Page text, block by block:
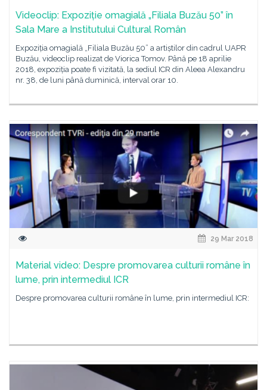
Videoclip: Expoziție omagială „Filiala Buzău 50” în
Sala Mare a Institutului Cultural Român
Expoziția omagială „Filiala Buzău 50” a artiștilor din cadrul UAPR
Buzău, videoclip realizat de Viorica Tomov. Până pe 18 aprilie
2018, expoziția poate fi vizitată, la sediul ICR din Aleea Alexandru
nr. 38, de luni până duminică, interval orar 10.
29 Mar 2018
Material video: Despre promovarea culturii române în
lume, prin intermediul ICR
Despre promovarea culturii române în lume, prin intermediul ICR: